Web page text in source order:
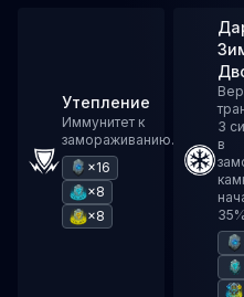
Утепление
Иммунитет к
замораживанию.
×16
×8
×8
3
в